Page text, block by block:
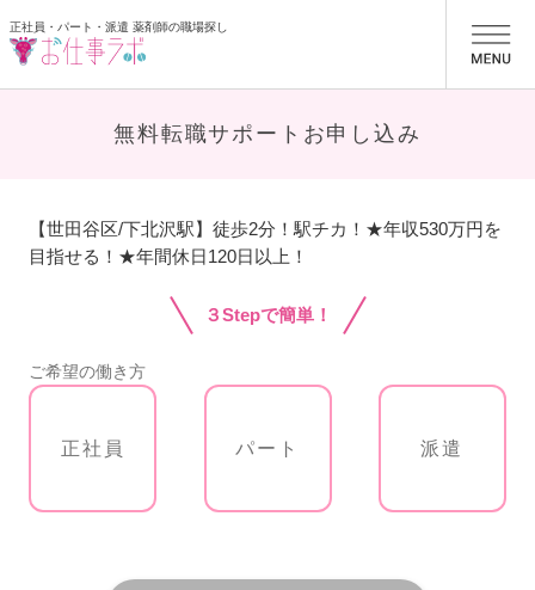
正社員・パート・派遣 薬剤師の職場探し
無料転職サポートお申し込み
【世田谷区/下北沢駅】徒歩2分！駅チカ！★年収530万円を
目指せる！★年間休日120日以上！
３Stepで簡単！
ご希望の働き方
正社員 パート 派遣